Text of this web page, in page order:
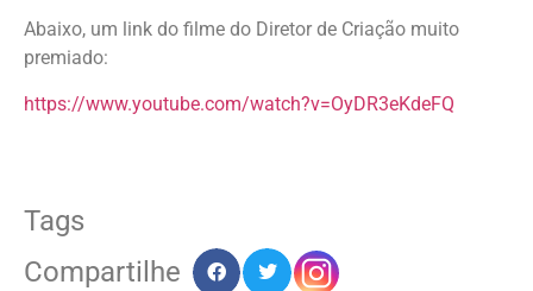
Abaixo, um link do filme do Diretor de Criação muito
premiado:
https://www.youtube.com/watch?v=OyDR3eKdeFQ
Tags
Compartilhe